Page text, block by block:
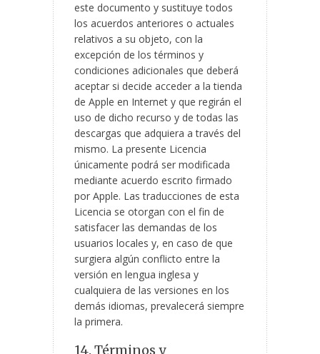
este documento y sustituye todos
los acuerdos anteriores o actuales
relativos a su objeto, con la
excepción de los términos y
condiciones adicionales que deberá
aceptar si decide acceder a la tienda
de Apple en Internet y que regirán el
uso de dicho recurso y de todas las
descargas que adquiera a través del
mismo. La presente Licencia
únicamente podrá ser modificada
mediante acuerdo escrito firmado
por Apple. Las traducciones de esta
Licencia se otorgan con el fin de
satisfacer las demandas de los
usuarios locales y, en caso de que
surgiera algún conflicto entre la
versión en lengua inglesa y
cualquiera de las versiones en los
demás idiomas, prevalecerá siempre
la primera.
14. Términos y